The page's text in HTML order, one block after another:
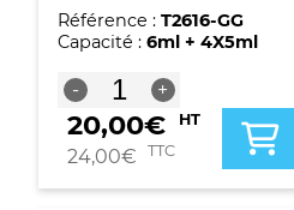
Référence : T2616-GG
Capacité : 6ml + 4X5ml
-
quantité
de
Pack
4
Premium
+
20,00€ HT
24,00€ TTC